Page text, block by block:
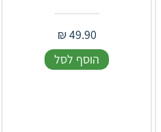
49.90
₪
הוסף לסל